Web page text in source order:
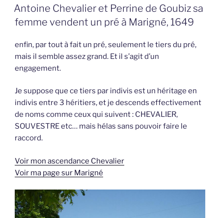
LE
Antoine Chevalier et Perrine de Goubiz sa
femme vendent un pré à Marigné, 1649
enfin, par tout à fait un pré, seulement le tiers du pré,
mais il semble assez grand. Et il s’agit d’un
engagement.
Je suppose que ce tiers par indivis est un héritage en
indivis entre 3 héritiers, et je descends effectivement
de noms comme ceux qui suivent : CHEVALIER,
SOUVESTRE etc… mais hélas sans pouvoir faire le
raccord.
Voir mon ascendance Chevalier
Voir ma page sur Marigné